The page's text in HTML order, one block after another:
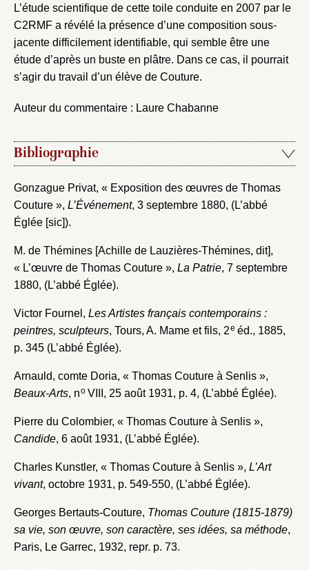
L’étude scientifique de cette toile conduite en 2007 par le
C2RMF a révélé la présence d’une composition sous-
jacente difficilement identifiable, qui semble être une
étude d’après un buste en plâtre. Dans ce cas, il pourrait
s’agir du travail d’un élève de Couture.
Auteur du commentaire : Laure Chabanne
Bibliographie
Gonzague Privat, « Exposition des œuvres de Thomas
Couture », L’Événement, 3 septembre 1880, (L’abbé
Églée [sic]).
M. de Thémines [Achille de Lauzières-Thémines, dit],
« L’œuvre de Thomas Couture », La Patrie, 7 septembre
1880, (L’abbé Églée).
Victor Fournel, Les Artistes français contemporains :
peintres, sculpteurs, Tours, A. Mame et fils, 2e éd., 1885,
p. 345 (L’abbé Églée).
Arnauld, comte Doria, « Thomas Couture à Senlis »,
Beaux-Arts, noVIII, 25 août 1931, p. 4, (L’abbé Églée).
Pierre du Colombier, « Thomas Couture à Senlis »,
Candide, 6 août 1931, (L’abbé Églée).
Charles Kunstler, « Thomas Couture à Senlis », L’Art
vivant, octobre 1931, p. 549-550, (L’abbé Églée).
Georges Bertauts-Couture, Thomas Couture (1815-1879)
sa vie, son œuvre, son caractère, ses idées, sa méthode,
Paris, Le Garrec, 1932, repr. p. 73.
Valider
Créer et ajouter
Mot de passe
Envoyer
Vous n'êtes pas encore inscrit ?Créer un compte
Vous avez oublié votre mot de passe ?Cliquez ici